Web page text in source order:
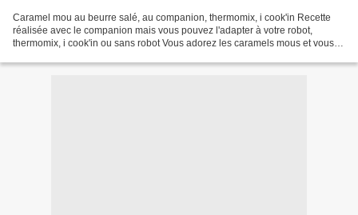
Caramel mou au beurre salé, au companion, thermomix, i cook'in Recette
réalisée avec le companion mais vous pouvez l'adapter à votre robot,
thermomix, i cook'in ou sans robot Vous adorez les caramels mous et vous